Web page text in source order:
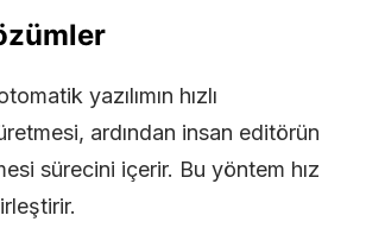
yazılımın hızlı
ardından insan editörün
sürecini içerir. Bu yöntem hız